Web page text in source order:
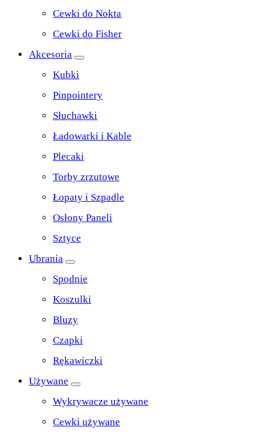
Cewki do Nokta
Cewki do Fisher
Akcesoria
Kubki
Pinpointery
Słuchawki
Ładowarki i Kable
Plecaki
Torby zrzutowe
Łopaty i Szpadle
Osłony Paneli
Sztyce
Ubrania
Spodnie
Koszulki
Bluzy
Czapki
Rękawiczki
Używane
Wykrywacze używane
Cewki używane